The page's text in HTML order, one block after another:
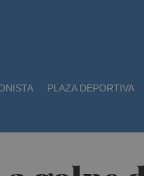
PLAZA DEPORTIVA